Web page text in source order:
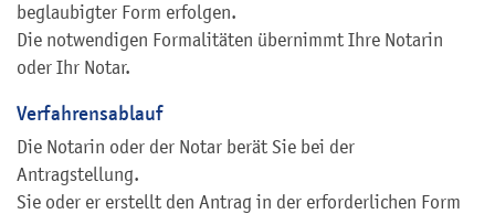
beglaubigter Form erfolgen.
Die notwendigen Formalitäten übernimmt Ihre Notarin
oder Ihr Notar.
Verfahrensablauf
Die Notarin oder der Notar berät Sie bei der
Antragstellung.
Sie oder er erstellt den Antrag in der erforderlichen Form